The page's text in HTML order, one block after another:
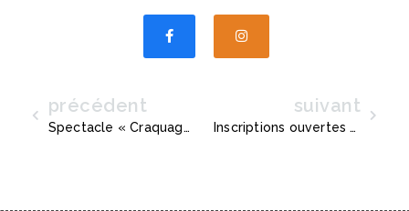
Précédent
précédent
Spectacle « Craquage » à Angres !
suivant
Inscriptions ouvertes pour les Accueils de Loisirs !